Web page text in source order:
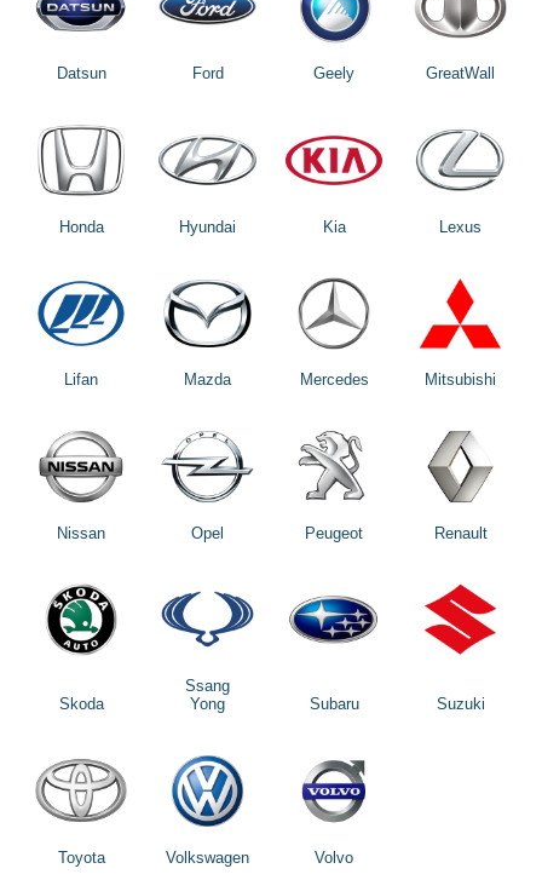
Datsun Ford Geely GreatWall
Honda Hyundai Kia Lexus
Lifan Mazda Mercedes Mitsubishi
Nissan Opel Peugeot Renault
Skoda
Ssang
Yong
Subaru Suzuki
Toyota Volkswagen Volvo